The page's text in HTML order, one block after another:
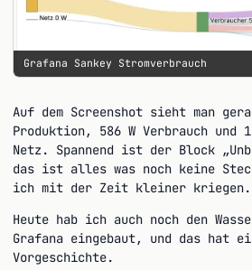
Grafana Sankey Stromverbrauch
Auf dem Screenshot sieht man
Produktion, 586 W Verbrauch und
Netz. Spannend ist der Block
das ist alles was noch keine
ich mit der Zeit kleiner kriegen.
Heute hab ich auch noch den
Grafana eingebaut, und das hat
Vorgeschichte.